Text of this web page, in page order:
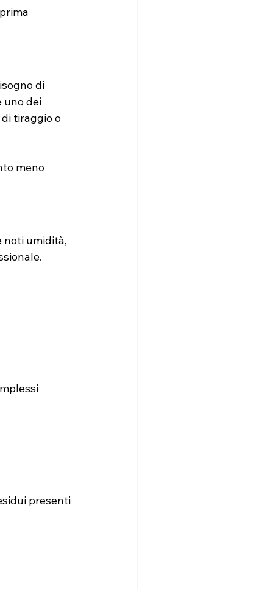
di
uno dei
tiraggio o
meno
noti umidità,
presenti